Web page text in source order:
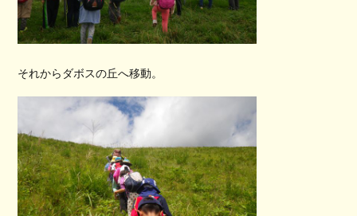
それからダボスの丘へ移動。